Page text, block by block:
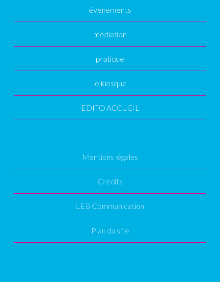
événements
médiation
pratique
le kiosque
EDITO ACCUEIL
Mentions légales
Crédits
LEB Communication
Plan du site